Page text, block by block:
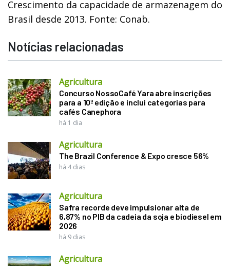
Crescimento da capacidade de armazenagem do
Brasil desde 2013. Fonte: Conab.
Notícias relacionadas
Agricultura
Concurso NossoCafé Yara abre inscrições
para a 10ª edição e inclui categorias para
cafés Canephora
há 1 dia
Agricultura
The Brazil Conference & Expo cresce 56%
há 4 dias
Agricultura
Safra recorde deve impulsionar alta de
6,87% no PIB da cadeia da soja e biodiesel em
2026
há 9 dias
Agricultura